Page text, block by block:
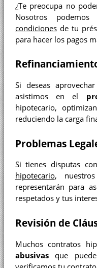
¿Te preocupa no
Nosotros
condicionesde tu
para hacer los pagos
Si deseas
asistimos en el
hipotecario,
reduciendo la carga
Problemas
Si tienes disputas
hipotecario, nuestros
representarán para
respetados y tus
Revisión de
Muchos contratos
abusivasque